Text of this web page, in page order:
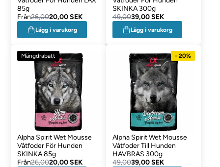
85g
Från26,0020,00 SEK
Lägg i varukorg
SKINKA 300g
49,0039,00 SEK
Lägg i varukorg
Mängdrabatt
Alpha Spirit Wet Mousse
Våtfoder För Hunden
SKINKA 85g
Från26,0020,00 SEK
- 20%
Alpha Spirit Wet Mousse
Våtfoder Till Hunden
HAVBRAS 300g
49,0039,00 SEK